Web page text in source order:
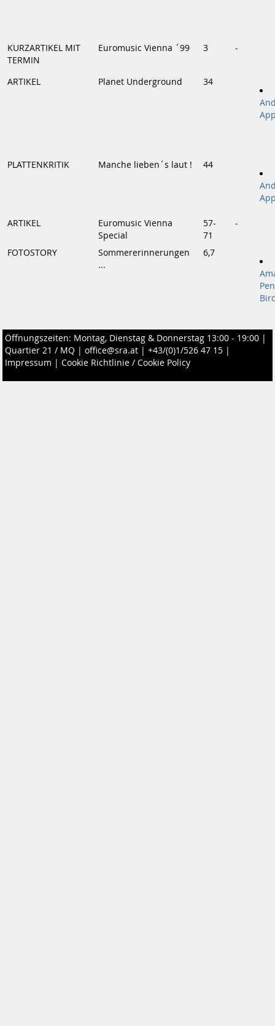
KURZARTIKEL MIT
TERMIN
Euromusic Vienna ´99 3 -
ARTIKEL Planet Underground
34
PLATTENKRITIK Manche lieben´s laut !
44
ARTIKEL
Euromusic Vienna
Special
57-
71
-
FOTOSTORY
Sommererinnerungen
...
6,7
Öffnungszeiten: Montag, Dienstag & Donnerstag 13:00 - 19:00 |
Quartier 21 / MQ | office@sra.at | +43/(0)1/526 47 15 |
Impressum | Cookie Richtlinie / Cookie Policy